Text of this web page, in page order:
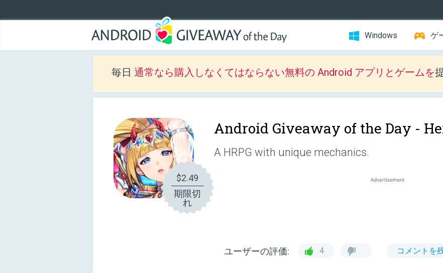
Windows ゲ
毎日 通常なら購入しなくてはならない無料の Android アプリとゲームを
$2.49
期限切
れ
Android Giveaway of the Day -
A HRPG with unique mechanics.
ユーザーの評価: 4 コメントを